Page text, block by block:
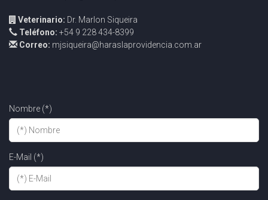
Veterinario: Dr. Marlon Siqueira
Teléfono: +54 9 228 434-8399
Correo: mjsiqueira@haraslaprovidencia.com.ar
Nombre (*)
E-Mail (*)